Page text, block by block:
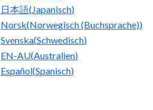
日本語(Japanisch)
Norsk(Norwegisch (Buchsprache))
Svenska(Schwedisch)
EN-AU(Australien)
Español(Spanisch)